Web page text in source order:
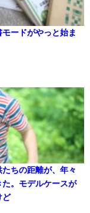
ードがやっと始ま
ちの距離が、年々
た。モデルケースが
ど